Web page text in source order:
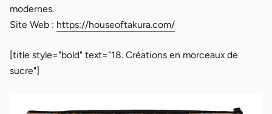
modernes.
Site Web : https://houseoftakura.com/
[title style="bold" text="18. Créations en morceaux de
sucre"]